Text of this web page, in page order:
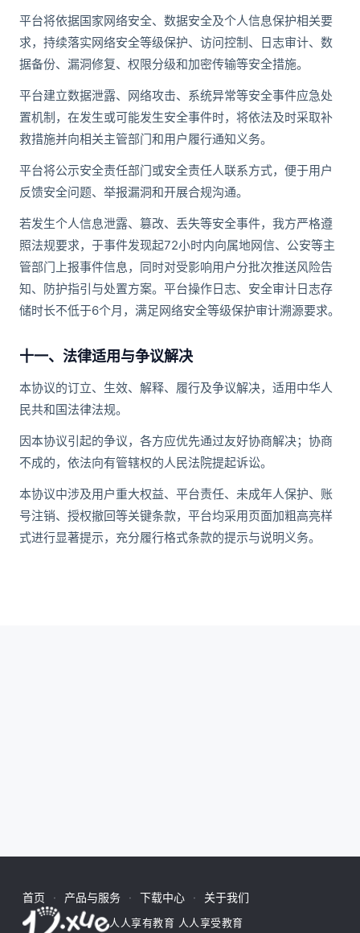
平台将依据国家网络安全、数据安全及个人信息保护相关要
求，持续落实网络安全等级保护、访问控制、日志审计、数
据备份、漏洞修复、权限分级和加密传输等安全措施。
平台建立数据泄露、网络攻击、系统异常等安全事件应急处
置机制，在发生或可能发生安全事件时，将依法及时采取补
救措施并向相关主管部门和用户履行通知义务。
平台将公示安全责任部门或安全责任人联系方式，便于用户
反馈安全问题、举报漏洞和开展合规沟通。
若发生个人信息泄露、篡改、丢失等安全事件，我方严格遵
照法规要求，于事件发现起72小时内向属地网信、公安等主
管部门上报事件信息，同时对受影响用户分批次推送风险告
知、防护指引与处置方案。平台操作日志、安全审计日志存
储时长不低于6个月，满足网络安全等级保护审计溯源要求。
十一、法律适用与争议解决
本协议的订立、生效、解释、履行及争议解决，适用中华人
民共和国法律法规。
因本协议引起的争议，各方应优先通过友好协商解决；协商
不成的，依法向有管辖权的人民法院提起诉讼。
本协议中涉及用户重大权益、平台责任、未成年人保护、账
号注销、授权撤回等关键条款，平台均采用页面加粗高亮样
式进行显著提示，充分履行格式条款的提示与说明义务。
首页 产品与服务 下载中心 关于我们
人人享有教育 人人享受教育